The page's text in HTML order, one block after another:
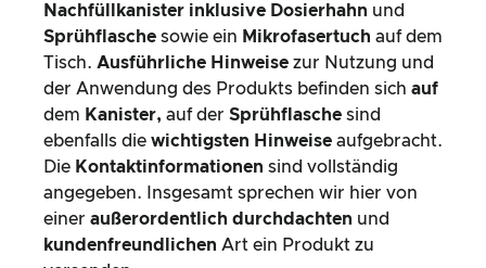
Nachfüllkanister inklusive Dosierhahn und
Sprühflasche sowie ein Mikrofasertuch auf dem
Tisch. Ausführliche Hinweise zur Nutzung und
der Anwendung des Produkts befinden sich auf
dem Kanister, auf der Sprühflasche sind
ebenfalls die wichtigsten Hinweise aufgebracht.
Die Kontaktinformationen sind vollständig
angegeben. Insgesamt sprechen wir hier von
einer außerordentlich durchdachten und
kundenfreundlichen Art ein Produkt zu